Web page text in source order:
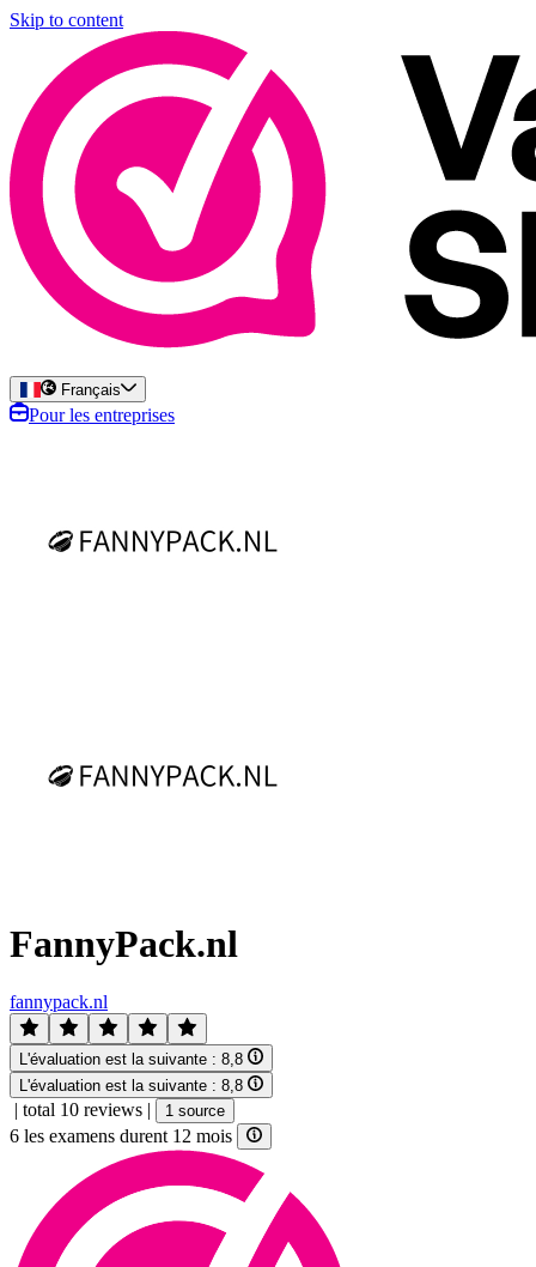
Skip to content
Français
Pour les entreprises
FannyPack.nl
fannypack.nl
L'évaluation est la suivante : 8,8
L'évaluation est la suivante : 8,8
| total 10 reviews | 1 source
6 les examens durent 12 mois